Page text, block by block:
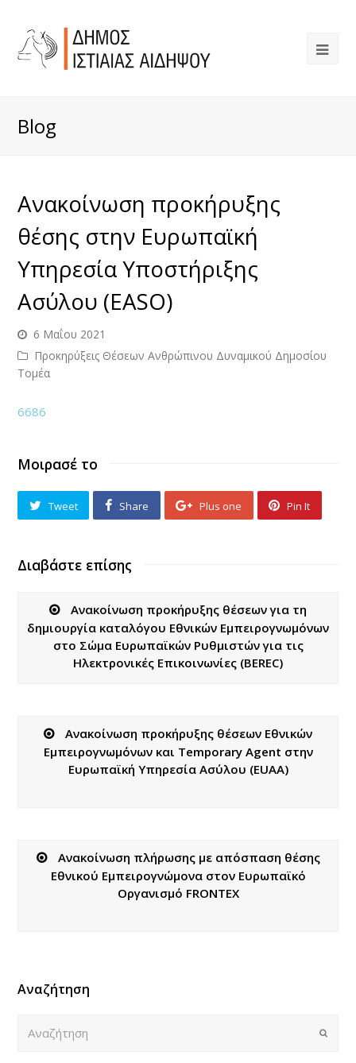
Blog
Ανακοίνωση προκήρυξης
θέσης στην Ευρωπαϊκή
Υπηρεσία Υποστήριξης
Ασύλου (EASO)
6 Μαΐου 2021
Προκηρύξεις Θέσεων Ανθρώπινου Δυναμικού Δημοσίου
Τομέα
6686
Μοιρασέ το
Tweet Share Plus one Pin It
Διαβάστε επίσης
Ανακοίνωση προκήρυξης θέσεων για τη
δημιουργία καταλόγου Εθνικών Εμπειρογνωμόνων
στο Σώμα Ευρωπαϊκών Ρυθμιστών για τις
Ηλεκτρονικές Επικοινωνίες (BEREC)
Ανακοίνωση προκήρυξης θέσεων Εθνικών
Εμπειρογνωμόνων και Temporary Agent στην
Ευρωπαϊκή Υπηρεσία Ασύλου (EUAA)
Ανακοίνωση πλήρωσης με απόσπαση θέσης
Eθνικού Eμπειρογνώμονα στον Ευρωπαϊκό
Οργανισμό FRONTEX
Αναζήτηση
Submit